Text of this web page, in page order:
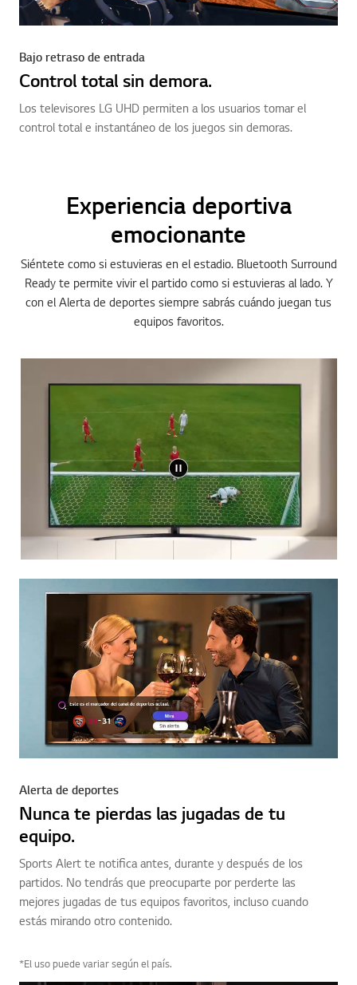
Bajo retraso de entrada
Control total sin demora.
Los televisores LG UHD permiten a los usuarios tomar el
control total e instantáneo de los juegos sin demoras.
Experiencia deportiva
emocionante
Siéntete como si estuvieras en el estadio. Bluetooth Surround
Ready te permite vivir el partido como si estuvieras al lado. Y
con el Alerta de deportes siempre sabrás cuándo juegan tus
equipos favoritos.
Alerta de deportes
Nunca te pierdas las jugadas de tu
equipo.
Sports Alert te notifica antes, durante y después de los
partidos. No tendrás que preocuparte por perderte las
mejores jugadas de tus equipos favoritos, incluso cuando
estás mirando otro contenido.
*El uso puede variar según el país.